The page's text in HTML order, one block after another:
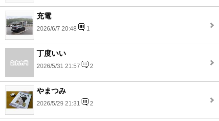
充電
2026/6/7 20:48 1
丁度いい
2026/5/31 21:57 2
やまつみ
2026/5/29 21:31 2